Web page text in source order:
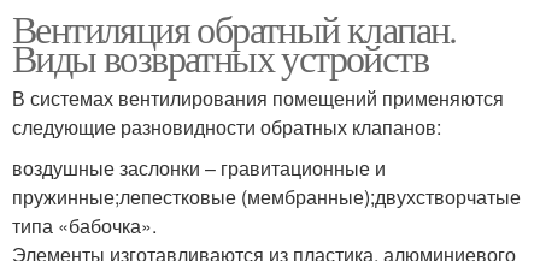
Вентиляция обратный клапан.
Виды возвратных устройств
В системах вентилирования помещений применяются
следующие разновидности обратных клапанов:
воздушные заслонки – гравитационные и
пружинные;лепестковые (мембранные);двухстворчатые
типа «бабочка».
Элементы изготавливаются из пластика, алюминиевого